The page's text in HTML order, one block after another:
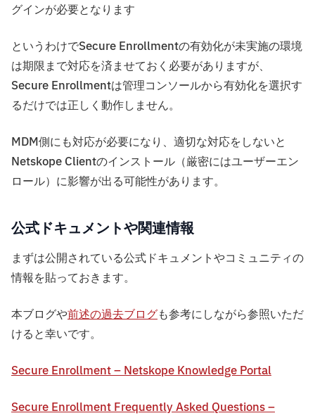
グインが必要となります
というわけでSecure Enrollmentの有効化が未実施の環境
は期限まで対応を済ませておく必要がありますが、
Secure Enrollmentは管理コンソールから有効化を選択す
るだけでは正しく動作しません。
MDM側にも対応が必要になり、適切な対応をしないと
Netskope Clientのインストール（厳密にはユーザーエン
ロール）に影響が出る可能性があります。
公式ドキュメントや関連情報
まずは公開されている公式ドキュメントやコミュニティの
情報を貼っておきます。
本ブログや前述の過去ブログも参考にしながら参照いただ
けると幸いです。
Secure Enrollment – Netskope Knowledge Portal
Secure Enrollment Frequently Asked Questions –